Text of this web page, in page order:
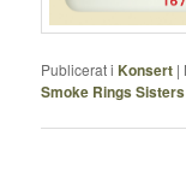
Publicerat i Konsert |
Smoke Rings Sisters